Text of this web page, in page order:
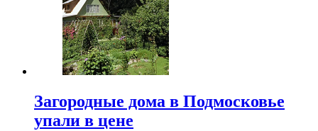
Загородные дома в Подмосковье
упали в цене